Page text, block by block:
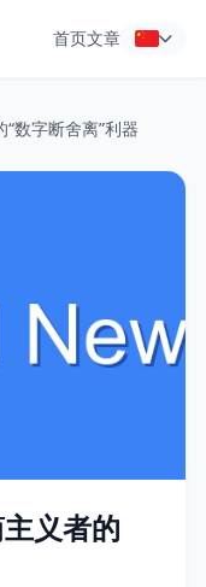
首页文章
数字断舍离”利器
义者的